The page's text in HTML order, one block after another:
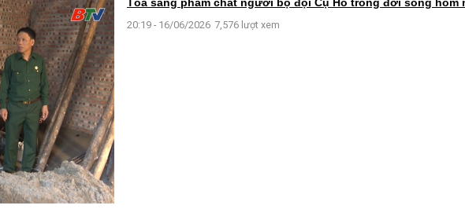
20:19 - 16/06/2026 7,576 lượt xem